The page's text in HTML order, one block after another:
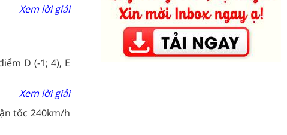
Xem lời giải
D (-1; 4), E
Xem lời giải
tốc 240km/h